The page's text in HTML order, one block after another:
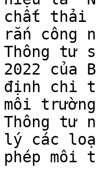
chất thải
rắn công
Thông tư
2022 của
định chi
môi
Thông tư
lý các
phép môi